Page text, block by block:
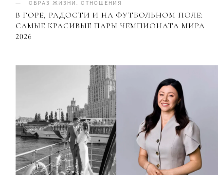
ОБРАЗ ЖИЗНИ . ОТНОШЕНИЯ
В ГОРЕ, РАДОСТИ И НА ФУТБОЛЬНОМ ПОЛЕ:
САМЫЕ КРАСИВЫЕ ПАРЫ ЧЕМПИОНАТА МИРА
2026